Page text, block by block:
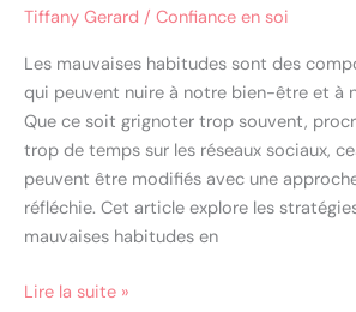
Tiffany Gerard / Confiance en soi
Les mauvaises habitudes sont des
qui peuvent nuire à notre bien-être et à
Que ce soit grignoter trop souvent,
trop de temps sur les réseaux sociaux,
peuvent être modifiés avec une
réfléchie. Cet article explore les
mauvaises habitudes en
changer
mauvaises
habitudes
Lire la suite »